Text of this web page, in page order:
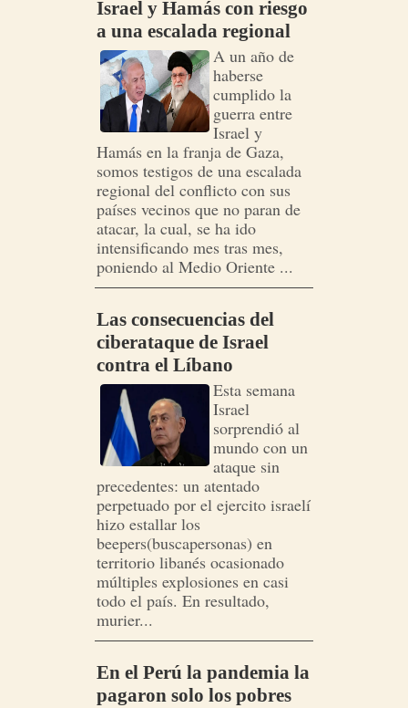
Israel y Hamás con riesgo
a una escalada regional
A un año de
haberse
cumplido la
guerra entre
Israel y
Hamás en la franja de Gaza,
somos testigos de una escalada
regional del conflicto con sus
países vecinos que no paran de
atacar, la cual, se ha ido
intensificando mes tras mes,
poniendo al Medio Oriente ...
Las consecuencias del
ciberataque de Israel
contra el Líbano
Esta semana
Israel
sorprendió al
mundo con un
ataque sin
precedentes: un atentado
perpetuado por el ejercito israelí
hizo estallar los
beepers(buscapersonas) en
territorio libanés ocasionado
múltiples explosiones en casi
todo el país. En resultado,
murier...
En el Perú la pandemia la
pagaron solo los pobres